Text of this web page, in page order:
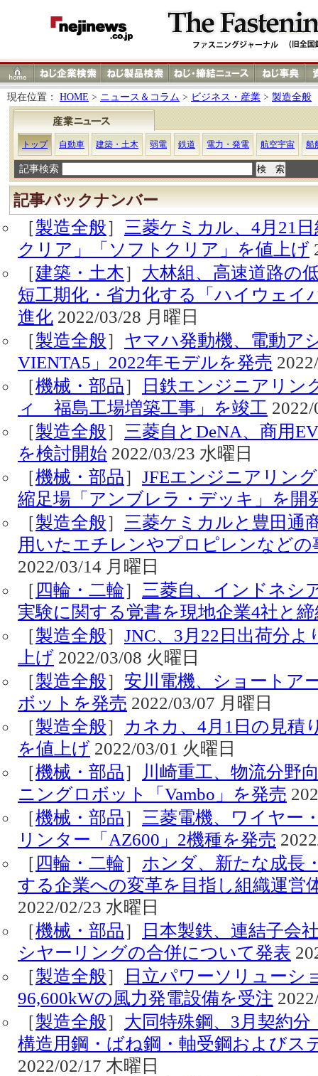
現在位置： HOME > ニュース＆コラム > ビジネス・産業 > 製造全般
トップ 自動車 建築・土木 弱電 鉄道 電力・発電 航空宇宙 船
記事検索
記事バックナンバー
［製造全般］ 三菱ケミカル、4月21
クリア」「ソフトクリア」を値上げ
［建築・土木］ 大林組、高速道路の
短工期化・省力化する「ハイウェイ
進化 2022/03/28 月曜日
［製造全般］ ヤマハ発動機、電動ア
VIENTA5」2022年モデルを発売
［機械・部品］
日鉄エンジニアリン
ィ 福島工場増築工事」を竣工
［製造全般］ 三菱自とDeNA、商用
を検討開始 2022/03/23 水曜日
［機械・部品］ JFEエンジニアリン
縮足場「アンブレラ・デッキ」を開
［製造全般］ 三菱ケミカルと豊田通
用いたエチレンやプロピレンなどの
2022/03/14 月曜日
［ 四輪・二輪］ 三菱自、インドネシ
実験に関する覚書を現地企業4社と締
［製造全般］ JNC、3月22日出荷分
上げ 2022/03/08 火曜日
［製造全般］ 安川電機、ショートア
ボットを発売 2022/03/07 月曜日
［製造全般］
カネカ、4月1日の見積
を値上げ 2022/03/01 火曜日
［機械・部品］
川崎重工、物流分野
ニングロボット「Vambo」を発売
［機械・部品］ 三菱電機、ワイヤー
リンター「AZ600」2機種を発売
［ 四輪・二輪］ ホンダ、新たな成長
する企業への変革を目指し組織運営
2022/02/23 水曜日
［機械・部品］
日本製鉄、連結子会
シヤーリングの合併について発表
［製造全般］
日立パワーソリューシ
96,600kWの風力発電設備を受注
［製造全般］ 大同特殊鋼、3月契約
構造用鋼・ばね鋼・軸受鋼およびス
2022/02/17 木曜日